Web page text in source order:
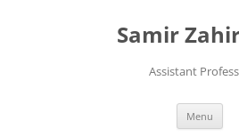
Samir
Assistant
Menu